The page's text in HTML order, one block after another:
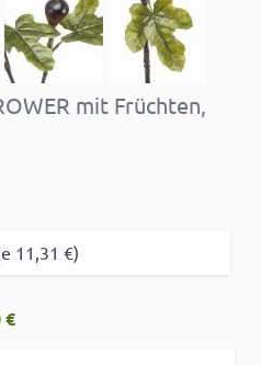
mit Früchten,
11,31 €)
€